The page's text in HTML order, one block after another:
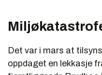
Det var i mars at
oppdaget en lekkasje